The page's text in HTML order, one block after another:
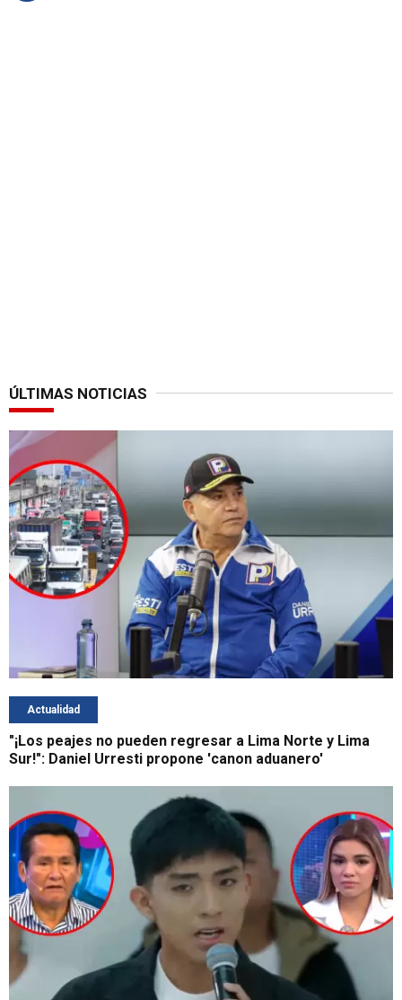
ÚLTIMAS NOTICIAS
Actualidad
"¡Los peajes no pueden regresar a Lima Norte y Lima
Sur!": Daniel Urresti propone 'canon aduanero'